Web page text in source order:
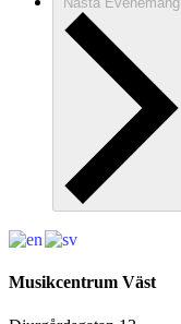
Musikcentrum Väst